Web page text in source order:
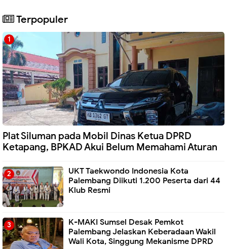
Terpopuler
Plat Siluman pada Mobil Dinas Ketua DPRD
Ketapang, BPKAD Akui Belum Memahami Aturan
UKT Taekwondo Indonesia Kota
Palembang Diikuti 1.200 Peserta dari 44
Klub Resmi
K-MAKI Sumsel Desak Pemkot
Palembang Jelaskan Keberadaan Wakil
Wali Kota, Singgung Mekanisme DPRD